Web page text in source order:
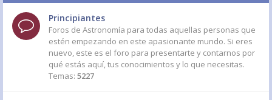
Principiantes
Foros de Astronomía para todas aquellas personas que
estén empezando en este apasionante mundo. Si eres
nuevo, este es el foro para presentarte y contarnos por
qué estás aquí, tus conocimientos y lo que necesitas.
Temas: 5227